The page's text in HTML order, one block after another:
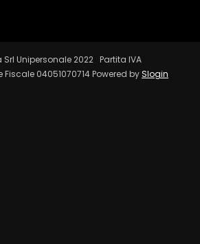
Unipersonale 2022 Partita IVA
04051070714 Powered bySlogin